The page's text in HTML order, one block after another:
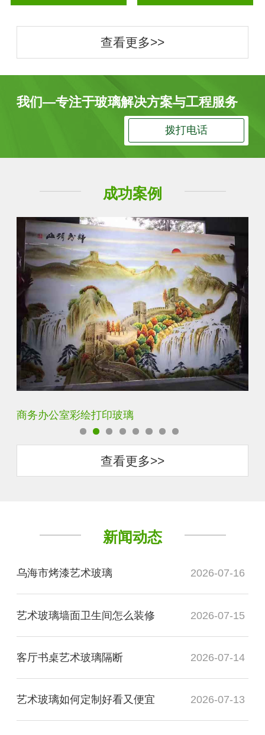
查看更多>>
我们—专注于玻璃解决方案与工程服务
拨打电话
成功案例
定制透明静电UV打印加工
查看更多>>
新闻动态
乌海市烤漆艺术玻璃 2026-07-16
艺术玻璃墙面卫生间怎么装修 2026-07-15
客厅书桌艺术玻璃隔断 2026-07-14
艺术玻璃如何定制好看又便宜 2026-07-13